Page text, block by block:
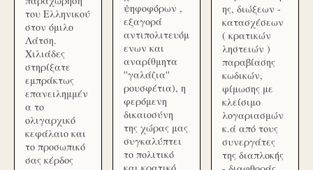
του Ελληνικού
στον όμιλο
Λάτση.
Χιλιάδες
στηρίξατε
εμπράκτως
επανειλημμέν
α το
ολιγαρχικό
κεφάλαιο και
το προσωπικό
σας κέρδος
ψηφοφόρων ,
εξαγορά
αντιπολιτευόμ
ενων και
αναρίθμητα
''γαλάζια''
ρουσφέτια), η
φερόμενη
δικαιοσύνη
της χώρας μας
συγκαλύπτει
το πολιτικό
ης, διώξεων -
κατασχέσεων
( κρατικών
ληστειών )
παραβίασης
κωδικών,
φίμωσης με
κλείσιμο
λογαριασμών
κ.ά από τους
συνεργάτες
της διαπλοκής